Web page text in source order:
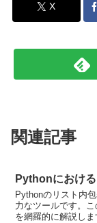
X
関連記事
Pythonにおけ
Pythonのリスト内
力なツールです。
を網羅的に解説し